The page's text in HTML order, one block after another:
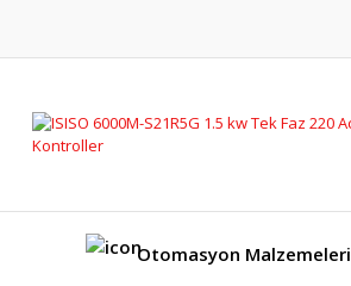
Otomasyon Malzemeleri